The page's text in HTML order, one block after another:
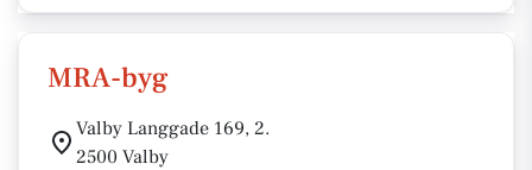
MRA-byg
Valby Langgade 169, 2.
2500 Valby